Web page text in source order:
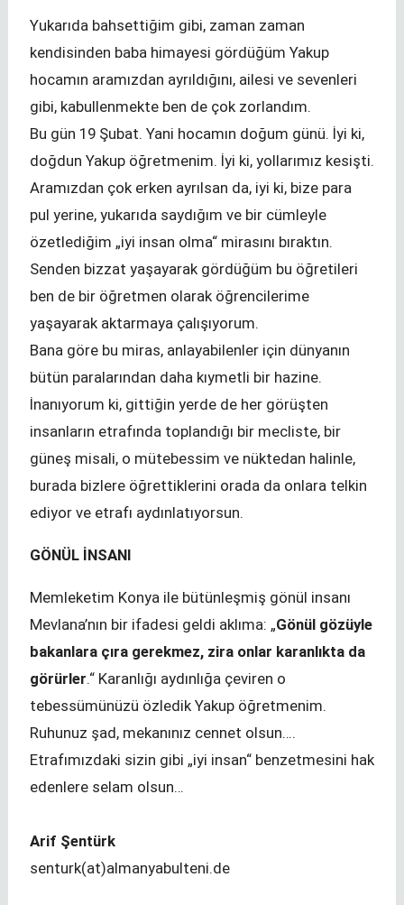
Yukarıda bahsettiğim gibi, zaman zaman
kendisinden baba himayesi gördüğüm Yakup
hocamın aramızdan ayrıldığını, ailesi ve sevenleri
gibi, kabullenmekte ben de çok zorlandım.
Bu gün 19 Şubat. Yani hocamın doğum günü. İyi ki,
doğdun Yakup öğretmenim. İyi ki, yollarımız kesişti.
Aramızdan çok erken ayrılsan da, iyi ki, bize para
pul yerine, yukarıda saydığım ve bir cümleyle
özetlediğim „iyi insan olma“ mirasını bıraktın.
Senden bizzat yaşayarak gördüğüm bu öğretileri
ben de bir öğretmen olarak öğrencilerime
yaşayarak aktarmaya çalışıyorum.
Bana göre bu miras, anlayabilenler için dünyanın
bütün paralarından daha kıymetli bir hazine.
İnanıyorum ki, gittiğin yerde de her görüşten
insanların etrafında toplandığı bir mecliste, bir
güneş misali, o mütebessim ve nüktedan halinle,
burada bizlere öğrettiklerini orada da onlara telkin
ediyor ve etrafı aydınlatıyorsun.
GÖNÜL İNSANI
Memleketim Konya ile bütünleşmiş gönül insanı
Mevlana’nın bir ifadesi geldi aklıma: „Gönül gözüyle
bakanlara çıra gerekmez, zira onlar karanlıkta da
görürler.“ Karanlığı aydınlığa çeviren o
tebessümünüzü özledik Yakup öğretmenim.
Ruhunuz şad, mekanınız cennet olsun….
Etrafımızdaki sizin gibi „iyi insan“ benzetmesini hak
edenlere selam olsun…
Arif Şentürk
senturk(at)almanyabulteni.de